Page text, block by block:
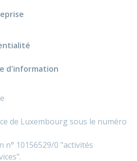
d'information
de Luxembourg sous le numéro
n° 10156529/0 "activités